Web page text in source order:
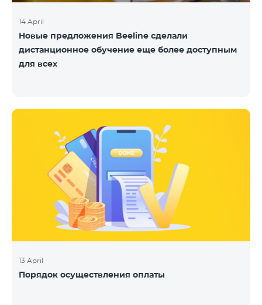
14 April
Новые предложения Beeline сделали
дистанционное обучение еще более доступным
для всех
13 April
Порядок осуществления оплаты